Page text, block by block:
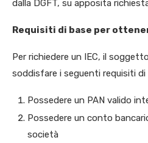
dalla DGFT, su apposita
Requisiti di base per
Per richiedere un IEC, il
soddisfare i seguenti requisiti di
Possedere un PAN valido
Possedere un conto
società